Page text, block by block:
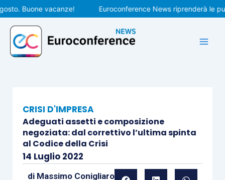
Vai
al
contenuto
Buone vacanze! Euroconference News riprenderà le
CRISI D'IMPRESA
Adeguati assetti e composizione
negoziata: dal correttivo l’ultima spinta
al Codice della Crisi
14 Luglio 2022
di Massimo Conigliaro